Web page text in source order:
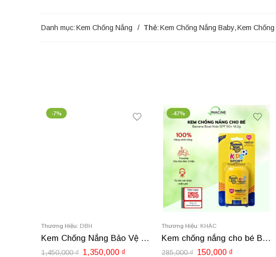
Danh mục:Kem Chống Nắng Thẻ:Kem Chống Nắng Baby,Kem
-47%
Thương Hiệu: KHÁC
Kem chống nắng cho bé Banana Boat Kids SPF 50+ 14.2g
285,000₫ 150,000₫
-14%
Thương Hiệu: CETAPHIL
Kem Dưỡng Ẩm Giảm Đỏ Da CETAPHIL Redness Relieving Daily Facial Moisturizer SPF 40 50ml
525,000₫ 450,000 ₫